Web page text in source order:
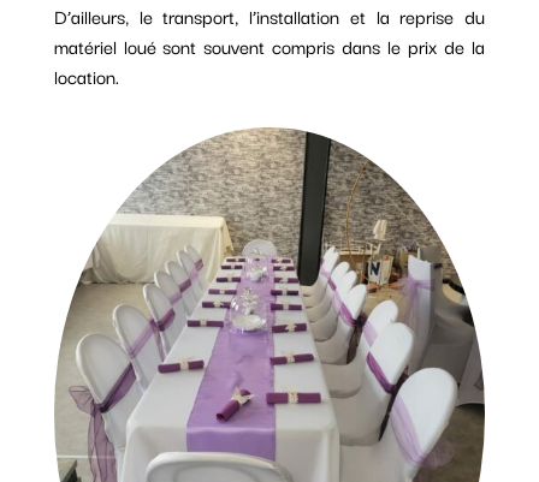
D’ailleurs, le transport, l’installation et la reprise du
matériel loué sont souvent compris dans le prix de la
location.